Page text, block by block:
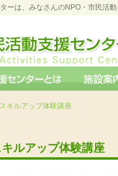
ーは、みなさんのNPO・市民活
キルアップ体験講座
ルアップ体験講座